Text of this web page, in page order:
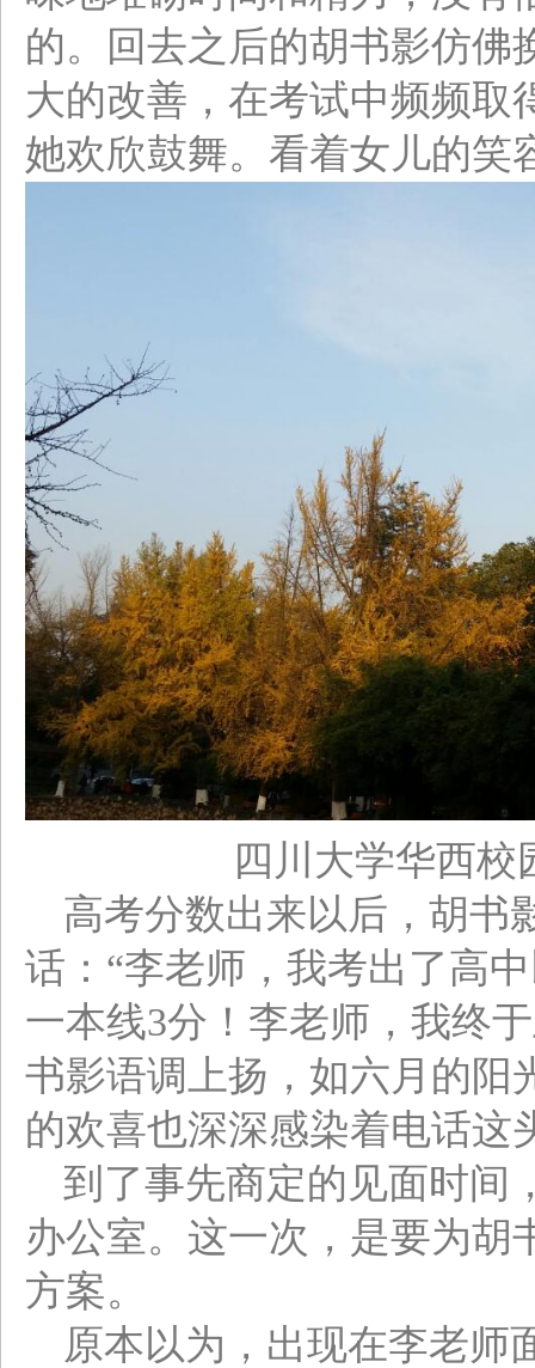
的。回去之后的胡书影仿佛
大的改善，在考试中频频取
她欢欣鼓舞。看着女儿的笑
四川大学华西
高考分数出来以后，胡书
话：“李老师，我考出了高
一本线3分！李老师，我终
书影语调上扬，如六月的阳
的欢喜也深深感染着电话这
到了事先商定的见面时间
办公室。这一次，是要为胡
方案。
原本以为，出现在李老师